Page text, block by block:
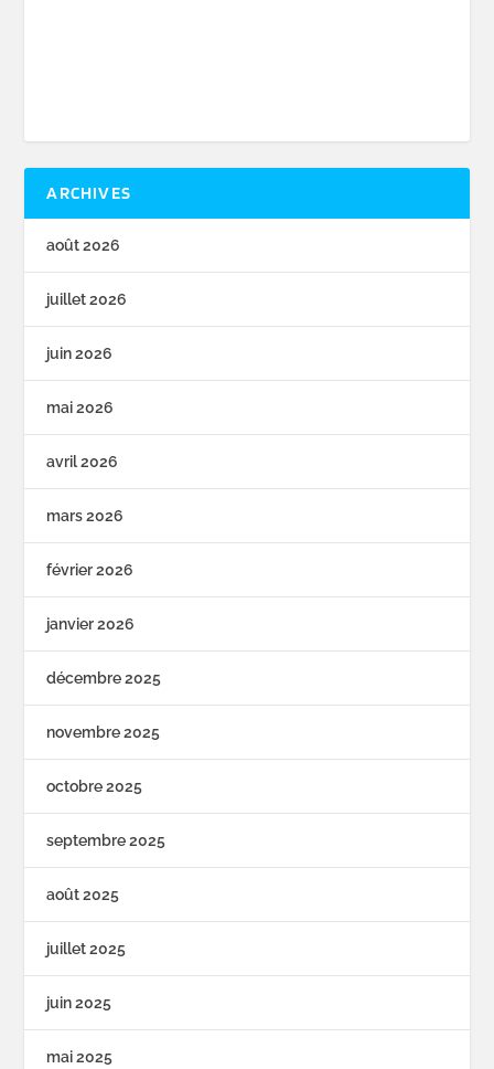
ARCHIVES
août 2026
juillet 2026
juin 2026
mai 2026
avril 2026
mars 2026
février 2026
janvier 2026
décembre 2025
novembre 2025
octobre 2025
septembre 2025
août 2025
juillet 2025
juin 2025
mai 2025